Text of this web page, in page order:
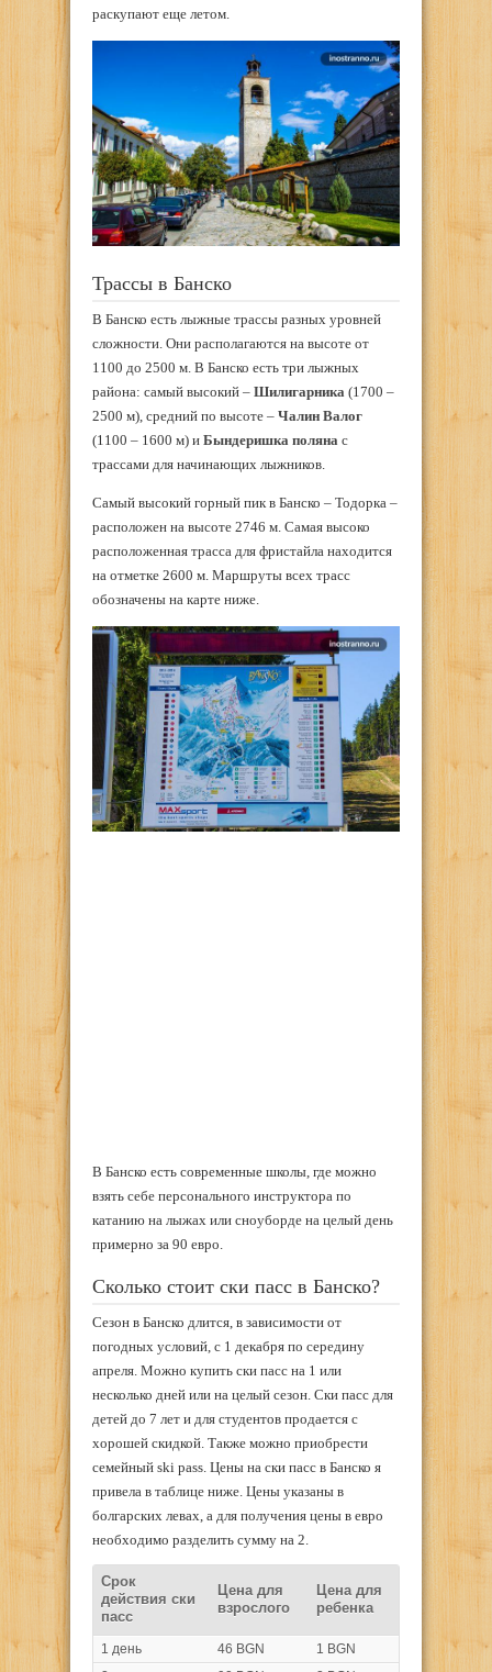
раскупают еще летом.
Трассы в Банско
В Банско есть лыжные трассы разных уровней
сложности. Они располагаются на высоте от
1100 до 2500 м. В Банско есть три лыжных
района: самый высокий – Шилигарника (1700 –
2500 м), средний по высоте – Чалин Валог
(1100 – 1600 м) и Бындеришка поляна с
трассами для начинающих лыжников.
Самый высокий горный пик в Банско – Тодорка –
расположен на высоте 2746 м. Самая высоко
расположенная трасса для фристайла находится
на отметке 2600 м. Маршруты всех трасс
обозначены на карте ниже.
В Банско есть современные школы, где можно
взять себе персонального инструктора по
катанию на лыжах или сноуборде на целый день
примерно за 90 евро.
Сколько стоит ски пасс в Банско?
Сезон в Банско длится, в зависимости от
погодных условий, с 1 декабря по середину
апреля. Можно купить ски пасс на 1 или
несколько дней или на целый сезон. Ски пасс для
детей до 7 лет и для студентов продается с
хорошей скидкой. Также можно приобрести
семейный ski pass. Цены на ски пасс в Банско я
привела в таблице ниже. Цены указаны в
болгарских левах, а для получения цены в евро
необходимо разделить сумму на 2.
Срок
действия ски
пасс
Цена для
взрослого
Цена для
ребенка
1 день 46 BGN
1 BGN